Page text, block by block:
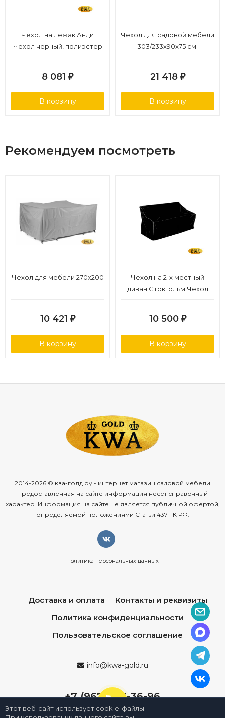
Чехол на лежак Анди
Чехол черный, полиэстер
8 081 ₽
В корзину
Чехол для садовой мебели
303/233x90x75 см.
21 418 ₽
В корзину
Рекомендуем посмотреть
Чехол для мебели 270х200
10 421 ₽
В корзину
Чехол на 2-х местный
диван Стокгольм Чехол
10 500 ₽
В корзину
2014-2026 © ква-голд.ру - интернет магазин садовой мебели
Предоставленная на сайте информация несёт справочный
характер. Информация на сайте не является публичной офертой,
определяемой положениями Статьи 437 ГК РФ.
Политика персональных данных
Доставка и оплата
Контакты и реквизиты
Политика конфиденциальности
Пользовательское соглашение
info@kwa-gold.ru
+7 (967) 013-36-96
Этот веб-сайт использует cookie-файлы.